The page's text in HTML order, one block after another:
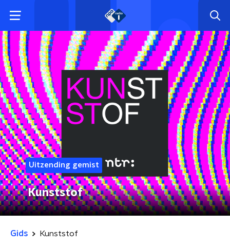
Uitzending gemist
Kunststof
Gids Kunststof